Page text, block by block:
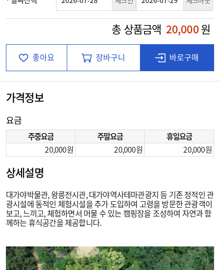
총 상품금액 20,000원
좋아요 장바구니 바로구매
가격정보
요금
주중요금 주말요금
휴일요금
20,000
20,000 20,000
상세설명
대가야박물관, 왕릉전시관, 대가야역사테마관광지 등 기존 정적인 관
광시설에 동적인 체험시설을 추가 도입하여 고령을 방문한 관광객이
보고, 느끼고, 체험하면서 머물 수 있는 캠핑장을 조성하여 자연과 함
께하는 휴식공간을 제공합니다.